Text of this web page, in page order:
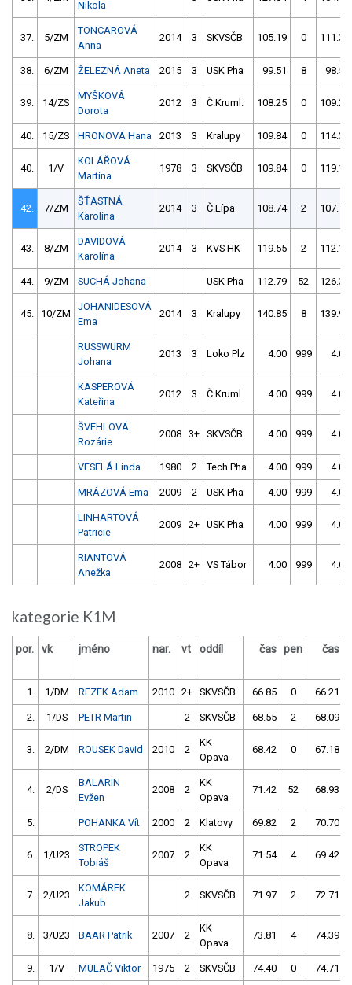
Nikola
37. 5/ZM
TONCAROVÁ
Anna
2014 3 SKVSČB 105.19 0 111.37
38. 6/ZM ŽELEZNÁ Aneta 2015 3 USK Pha 99.51 8 98.58
39. 14/ZS
MYŠKOVÁ
Dorota
2012 3 Č.Kruml. 108.25 0 109.23
40. 15/ZS HRONOVÁ Hana 2013 3 Kralupy 109.84 0 114.36
40. 1/V
KOLÁŘOVÁ
Martina
1978 3 SKVSČB 109.84 0 119.13
42. 7/ZM
ŠŤASTNÁ
Karolína
2014 3 Č.Lípa 108.74 2 107.77
43. 8/ZM
DAVIDOVÁ
Karolína
2014 3 KVS HK 119.55 2 112.19
44. 9/ZM SUCHÁ Johana USK Pha 112.79 52 126.39
45. 10/ZM
JOHANIDESOVÁ
Ema
2014 3 Kralupy 140.85 8 139.96
RUSSWURM
Johana
2013 3 Loko Plz 4.00 999 4.00
KASPEROVÁ
Kateřina
2012 3 Č.Kruml. 4.00 999 4.00
ŠVEHLOVÁ
Rozárie
2008 3+ SKVSČB 4.00 999 4.00
VESELÁ Linda 1980 2 Tech.Pha 4.00 999 4.00
MRÁZOVÁ Ema 2009 2 USK Pha 4.00 999 4.00
LINHARTOVÁ
Patricie
2009 2+ USK Pha 4.00 999 4.00
RIANTOVÁ
Anežka
2008 2+ VS Tábor 4.00 999 4.00
kategorie K1M
por. vk jméno nar. vt oddíl čas pen čas
1. 1/DM REZEK Adam 2010 2+ SKVSČB 66.85 0 66.21
2. 1/DS PETR Martin 2 SKVSČB 68.55 2 68.09
3. 2/DM ROUSEK David 2010 2
KK
Opava
68.42 0 67.18
4. 2/DS
BALARIN
Evžen
2008 2
KK
Opava
71.42 52 68.93
5. POHANKA Vít 2000 2 Klatovy 69.82 2 70.70
6. 1/U23
STROPEK
Tobiáš
2007 2
KK
Opava
71.54 4 69.42
7. 2/U23
KOMÁREK
Jakub
2 SKVSČB 71.97 2 72.71
8. 3/U23 BAAR Patrik 2007 2
KK
Opava
73.81 4 74.39
9. 1/V MULAČ Viktor 1975 2 SKVSČB 74.40 0 74.71